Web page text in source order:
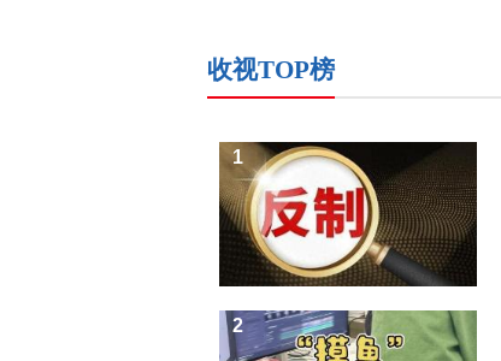
收视TOP榜
1
2